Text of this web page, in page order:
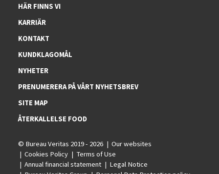
HÄR FINNS VI
KARRIÄR
KONTAKT
KUNDKLAGOMÅL
NYHETER
PRENUMERERA PÅ VÅRT NYHETSBREV
SITE MAP
ÅTERKALLELSE FOOD
© Bureau Veritas 2019 - 2026
Our websites
Cookies Policy
Terms of Use
Annual financial statement
Legal Notice